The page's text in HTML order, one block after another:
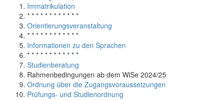
Immatrikulation
* * * * * * * * * * * *
Orientierungsveranstaltung
* * * * * * * * * * * *
Informationen zu den Sprachen
* * * * * * * * * * * *
Studienberatung
Rahmenbedingungen ab dem WiSe 2024/25
Ordnung über die Zugangsvoraussetzungen
Prüfungs- und Studienordnung